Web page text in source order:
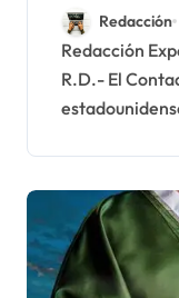
Gavin
Affleck
los
Redacción
Redacción Exposición Mediática, La Romana,
R.D.- El